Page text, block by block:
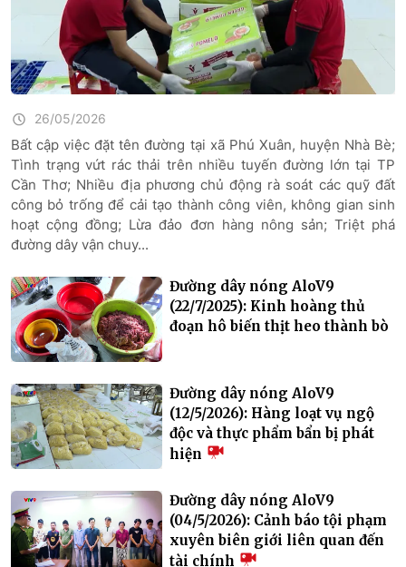
26/05/2026
Bất cập việc đặt tên đường tại xã Phú Xuân, huyện Nhà Bè;
Tình trạng vứt rác thải trên nhiều tuyến đường lớn tại TP
Cần Thơ; Nhiều địa phương chủ động rà soát các quỹ đất
công bỏ trống để cải tạo thành công viên, không gian sinh
hoạt cộng đồng; Lừa đảo đơn hàng nông sản; Triệt phá
đường dây vận chuy...
Đường dây nóng AloV9
(22/7/2025): Kinh hoàng thủ
đoạn hô biến thịt heo thành bò
Đường dây nóng AloV9
(12/5/2026): Hàng loạt vụ ngộ
độc và thực phẩm bẩn bị phát
hiện
Đường dây nóng AloV9
(04/5/2026): Cảnh báo tội phạm
xuyên biên giới liên quan đến
tài chính